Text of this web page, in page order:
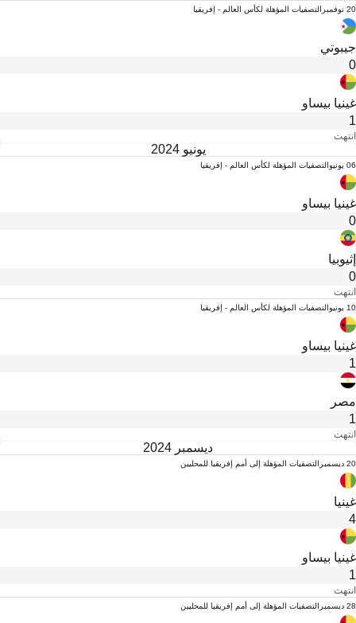
20 نوفمبر التصفيات المؤهلة لكأس العالم - إفريقيا
جيبوتي
0
غينيا بيساو
1
انتهت
يونيو 2024
06 يونيو التصفيات المؤهلة لكأس العالم - إفريقيا
غينيا بيساو
0
إثيوبيا
0
انتهت
10 يونيو التصفيات المؤهلة لكأس العالم - إفريقيا
غينيا بيساو
1
مصر
1
انتهت
ديسمبر 2024
20 ديسمبر التصفيات المؤهلة إلى أمم إفريقيا للمحليين
غينيا
4
غينيا بيساو
1
انتهت
28 ديسمبر التصفيات المؤهلة إلى أمم إفريقيا للمحليين